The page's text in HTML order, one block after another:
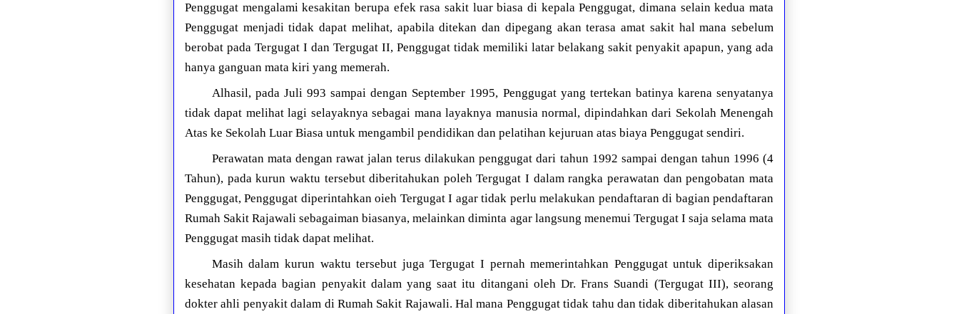
Penggugat mengalami kesakitan berupa efek rasa sakit luar biasa di kepala Penggugat, dimana selain kedua mata
Penggugat menjadi tidak dapat melihat, apabila ditekan dan dipegang akan terasa amat sakit hal mana sebelum
berobat pada Tergugat I dan Tergugat II, Penggugat tidak memiliki latar belakang sakit penyakit apapun, yang ada
hanya ganguan mata kiri yang memerah.
Alhasil, pada Juli 993 sampai dengan September 1995, Penggugat yang tertekan batinya karena senyatanya
tidak dapat melihat lagi selayaknya sebagai mana layaknya manusia normal, dipindahkan dari Sekolah Menengah
Atas ke Sekolah Luar Biasa untuk mengambil pendidikan dan pelatihan kejuruan atas biaya Penggugat sendiri.
Perawatan mata dengan rawat jalan terus dilakukan penggugat dari tahun 1992 sampai dengan tahun 1996 (4
Tahun), pada kurun waktu tersebut diberitahukan poleh Tergugat I dalam rangka perawatan dan pengobatan mata
Penggugat, Penggugat diperintahkan oieh Tergugat I agar tidak perlu melakukan pendaftaran di bagian pendaftaran
Rumah Sakit Rajawali sebagaiman biasanya, melainkan diminta agar langsung menemui Tergugat I saja selama mata
Penggugat masih tidak dapat melihat.
Masih dalam kurun waktu tersebut juga Tergugat I pernah memerintahkan Penggugat untuk diperiksakan
kesehatan kepada bagian penyakit dalam yang saat itu ditangani oleh Dr. Frans Suandi (Tergugat III), seorang
dokter ahli penyakit dalam di Rumah Sakit Rajawali. Hal mana Penggugat tidak tahu dan tidak diberitahukan alasan